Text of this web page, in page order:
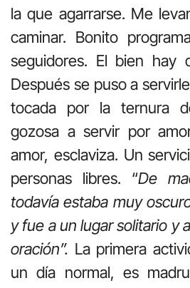
la que agarrarse. Me
caminar. Bonito
seguidores. El bien hay
Después se puso a
tocada por la ternura
gozosa a servir por
amor, esclaviza. Un
personas libres. “De
todavía estaba muy
y fue a un lugar solitario y
oración”. La primera
un día normal, es